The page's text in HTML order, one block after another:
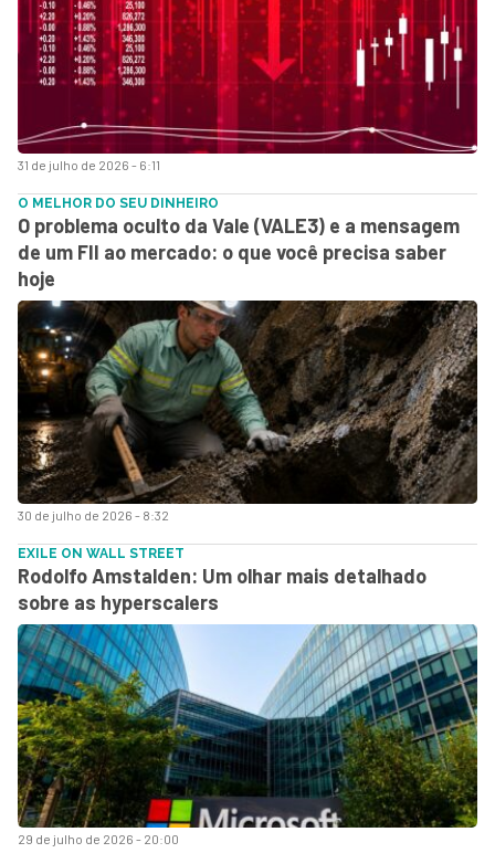
31 de julho de 2026 - 6:11
30 de julho de 2026 - 8:32
O MELHOR DO SEU DINHEIRO
O problema oculto da Vale (VALE3) e a mensagem
de um FII ao mercado: o que você precisa saber
hoje
29 de julho de 2026 - 20:00
EXILE ON WALL STREET
Rodolfo Amstalden: Um olhar mais detalhado
sobre as hyperscalers